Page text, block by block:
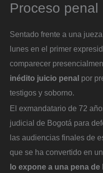
Proceso penal
Sentado frente a una
lunes en el primer
comparecer
inédito juicio penal por
testigos y soborno.
El exmandatario de 72
judicial de Bogotá para
las audiencias finales de
que se ha convertido en
lo expone a una pena